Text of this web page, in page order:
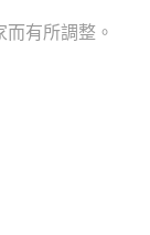
有所調整。